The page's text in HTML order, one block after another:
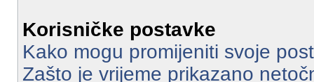
Korisničke postavke
Kako mogu promijeniti svoje
Zašto je vrijeme prikazano